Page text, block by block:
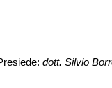
dott. Silvio